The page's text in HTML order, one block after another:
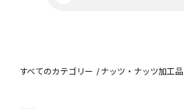
すべてのカテゴリー ナッツ・ナッツ加工品